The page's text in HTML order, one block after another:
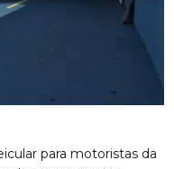
para motoristas da